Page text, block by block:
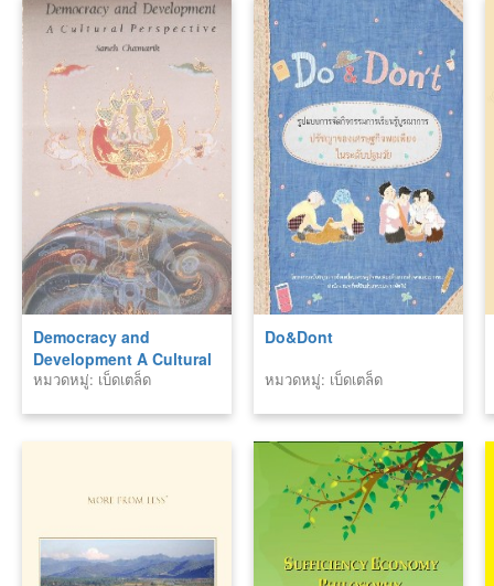
Democracy and
Development A Cultural
Perspective
หมวดหมู่: เบ็ดเตล็ด
Do&Dont
หมวดหมู่: เบ็ดเตล็ด